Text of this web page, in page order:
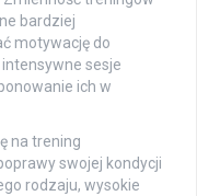
bardziej
motywację do
intensywne sesje
ich w
na trening
swojej kondycji
rodzaju, wysokie